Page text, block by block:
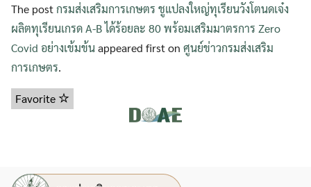
The postกรมส่งเสริมการเกษตร ชูแปลงใหญ่ทุเรียนวังโตนดเจ๋ง
ผลิตทุเรียนเกรด A-B ได้ร้อยละ 80 พร้อมเสริมมาตรการ Zero
Covid อย่างเข้มข้นappeared first on ศูนย์ข่าวกรมส่งเสริม
การเกษตร.
Favorite